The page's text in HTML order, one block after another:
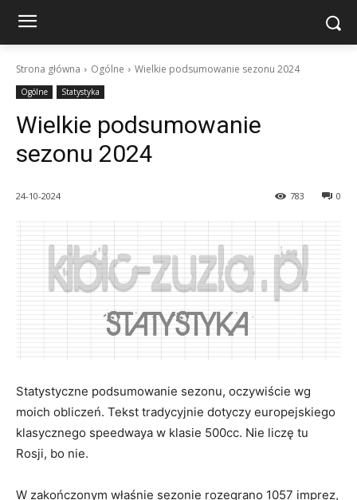
Strona główna Ogólne Wielkie podsumowanie sezonu 2024
Ogólne Statystyka
Wielkie podsumowanie
sezonu 2024
24-10-2024 0
783
Statystyczne podsumowanie sezonu, oczywiście wg
moich obliczeń. Tekst tradycyjnie dotyczy europejskiego
klasycznego speedwaya w klasie 500cc. Nie liczę tu
Rosji, bo nie.
W zakończonym właśnie sezonie rozegrano 1057 imprez,